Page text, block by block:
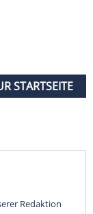
STARTSEITE
Redaktion